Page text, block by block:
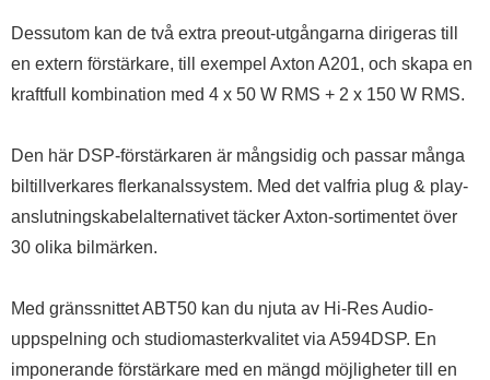
Dessutom kan de två extra preout-utgångarna dirigeras till
en extern förstärkare, till exempel Axton A201, och skapa en
kraftfull kombination med 4 x 50 W RMS + 2 x 150 W RMS.
Den här DSP-förstärkaren är mångsidig och passar många
biltillverkares flerkanalssystem. Med det valfria plug & play-
anslutningskabelalternativet täcker Axton-sortimentet över
30 olika bilmärken.
Med gränssnittet ABT50 kan du njuta av Hi-Res Audio-
uppspelning och studiomasterkvalitet via A594DSP. En
imponerande förstärkare med en mängd möjligheter till en